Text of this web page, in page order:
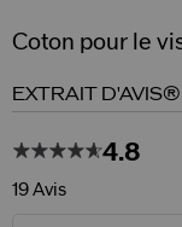
Coton pour le
EXTRAIT D'AVIS®
4.8
19 Avis